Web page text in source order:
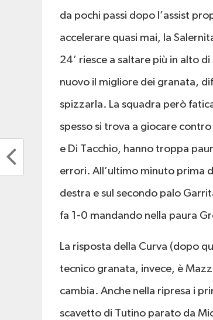
da pochi passi dopo l’assist
accelerare quasi mai, la
24’ riesce a saltare più in alto
nuovo il migliore dei granata,
spizzarla. La squadra però
spesso si trova a giocare
e Di Tacchio, hanno troppa
errori. All’ultimo minuto prima
destra e sul secondo palo
fa 1-0 mandando nella paura
La risposta della Curva (dopo
tecnico granata, invece, è
cambia. Anche nella ripresa i
scavetto di Tutino parato da